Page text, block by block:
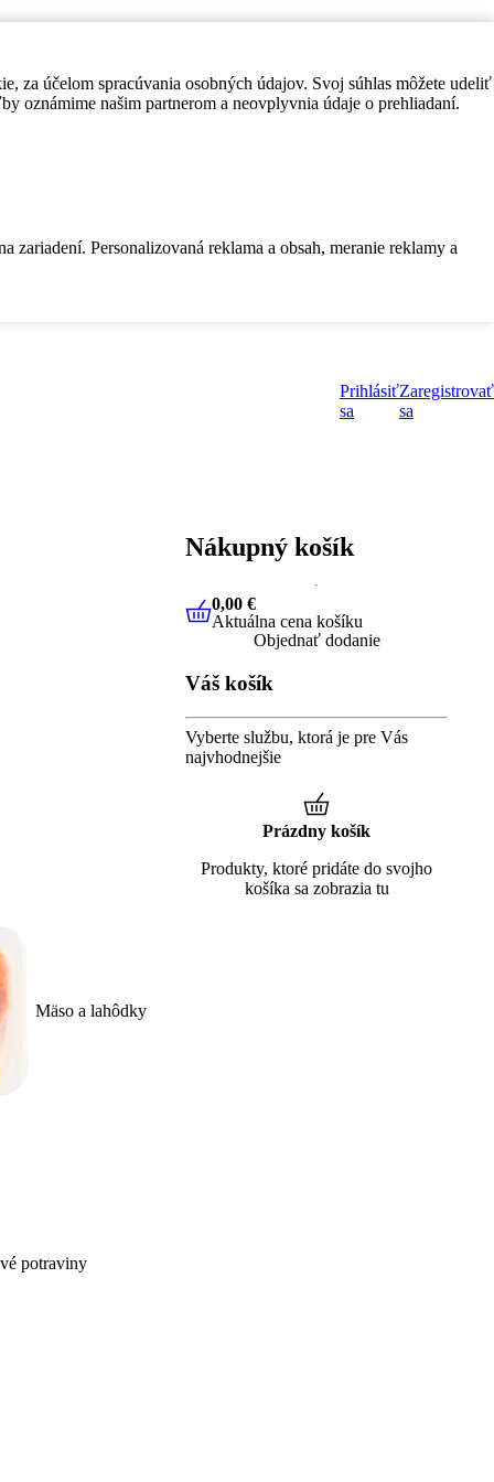
za účelom spracúvania osobných údajov. Svoj súhlas môžete udeliť
oznámime našim partnerom a neovplyvnia údaje o prehliadaní.
Personalizovaná reklama a obsah, meranie reklamy a
Prihlásiť
sa
Zaregistrovať
sa
Mäso a lahôdky
potraviny
Nákupný košík
0,00 €Aktuálna cena košíku
0,00 €
Aktuálna cena košíku
Objednať dodanie
Váš košík
Vyberte službu, ktorá je pre Vás
najvhodnejšie
Prázdny košík
Produkty, ktoré pridáte do svojho
košíka sa zobrazia tu